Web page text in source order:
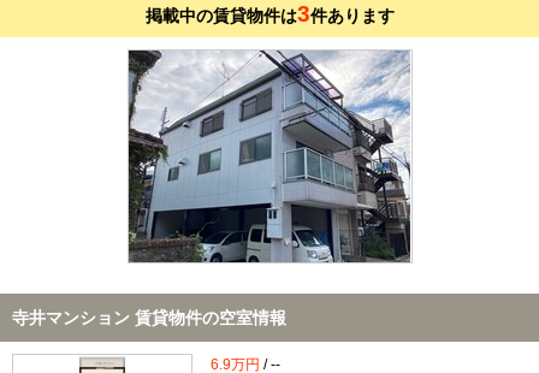
通勤通学時間から
物件特集から
不動産会社から
TOP
掲載中の賃貸物件は3件あります
寺井マンション 賃貸物件の空室情報
6.9万円 / --